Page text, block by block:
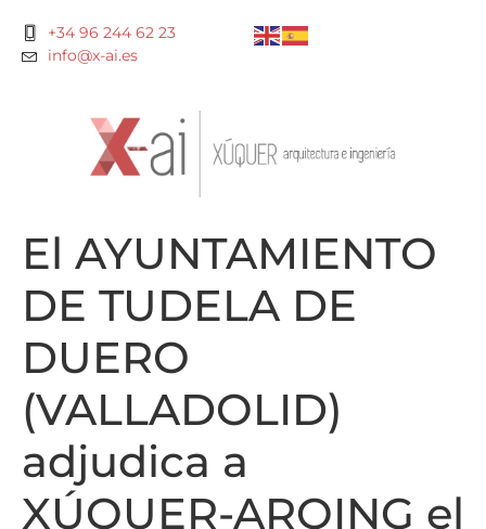
+34 96 244 62 23
info@x-ai.es
El AYUNTAMIENTO
DE TUDELA DE
DUERO
(VALLADOLID)
adjudica a
XÚQUER-ARQING el